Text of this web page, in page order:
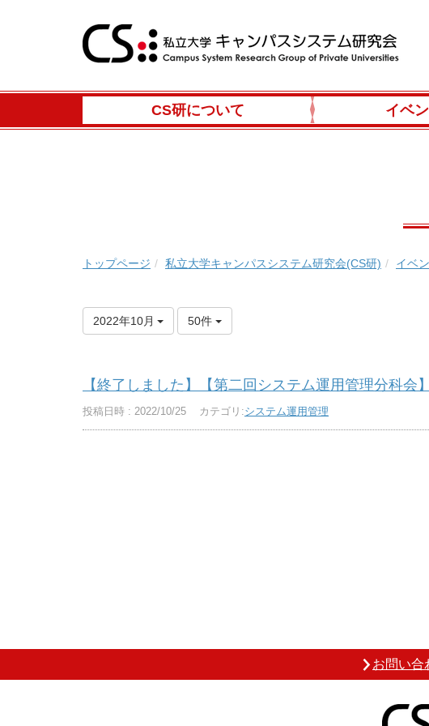
CS研について イベ
トップページ 私立大学キャンパスシステム研究会(CS研) イベ
2022年10月 50件
【終了しました】【第二回システム運用管理分科
投稿日時 : 2022/10/25 カテゴリ:システム運用管理
お問い合